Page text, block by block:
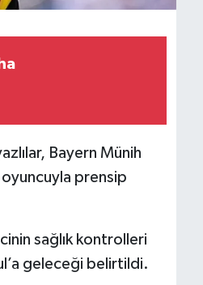
Bayern Münih
prensip
sağlık kontrolleri
geleceği belirtildi.